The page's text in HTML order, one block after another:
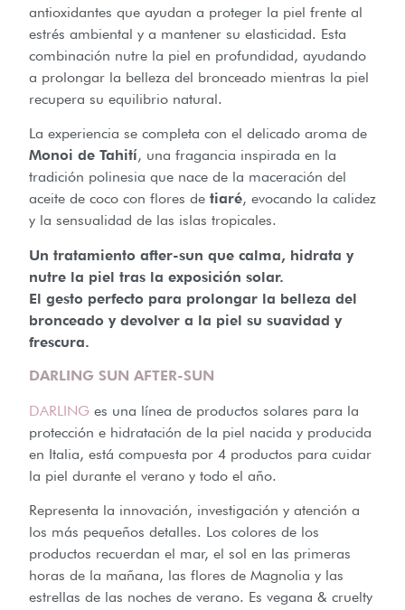
antioxidantes que ayudan a proteger la piel frente al
estrés ambiental y a mantener su elasticidad. Esta
combinación nutre la piel en profundidad, ayudando
a prolongar la belleza del bronceado mientras la piel
recupera su equilibrio natural.
La experiencia se completa con el delicado aroma de
Monoi de Tahití, una fragancia inspirada en la
tradición polinesia que nace de la maceración del
aceite de coco con flores de tiaré, evocando la calidez
y la sensualidad de las islas tropicales.
Un tratamiento after-sun que calma, hidrata y
nutre la piel tras la exposición solar.
El gesto perfecto para prolongar la belleza del
bronceado y devolver a la piel su suavidad y
frescura.
DARLING SUN AFTER-SUN
DARLING es una línea de productos solares para la
protección e hidratación de la piel nacida y producida
en Italia, está compuesta por 4 productos para cuidar
la piel durante el verano y todo el año.
Representa la innovación, investigación y atención a
los más pequeños detalles. Los colores de los
productos recuerdan el mar, el sol en las primeras
horas de la mañana, las flores de Magnolia y las
estrellas de las noches de verano. Es vegana & cruelty